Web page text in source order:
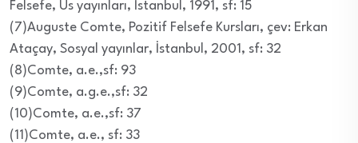
Felsefe, Us yayınları, İstanbul, 1991, sf: 15
(7)Auguste Comte, Pozitif Felsefe Kursları, çev: Erkan
Ataçay, Sosyal yayınlar, İstanbul, 2001, sf: 32
(8)Comte, a.e.,sf: 93
(9)Comte, a.g.e.,sf: 32
(10)Comte, a.e.,sf: 37
(11)Comte, a.e., sf: 33